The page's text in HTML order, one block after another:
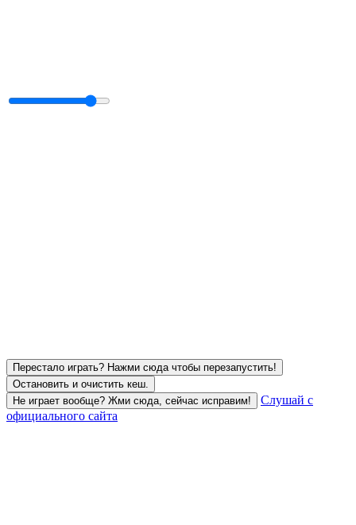
Перестало играть? Нажми сюда чтобы перезапустить!
Остановить и очистить кеш.
Не играет вообще? Жми сюда, сейчас исправим!
Слушай с
официального сайта